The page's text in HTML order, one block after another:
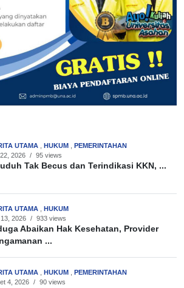
UTAMA HUKUM
PEMERINTAHAN
2026 / 95 views
Tak Becus dan Terindikasi KKN, ...
UTAMA
HUKUM
13, 2026 / 933 views
Abaikan Hak Kesehatan, Provider
...
UTAMA HUKUM
PEMERINTAHAN
4, 2026 / 90 views